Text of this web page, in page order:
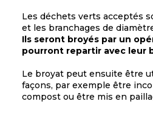
Les déchets verts acceptés
et les branchages de
Ils seront broyés par un
pourront repartir avec leur
Le broyat peut ensuite être
façons, par exemple être
compost ou être mis en